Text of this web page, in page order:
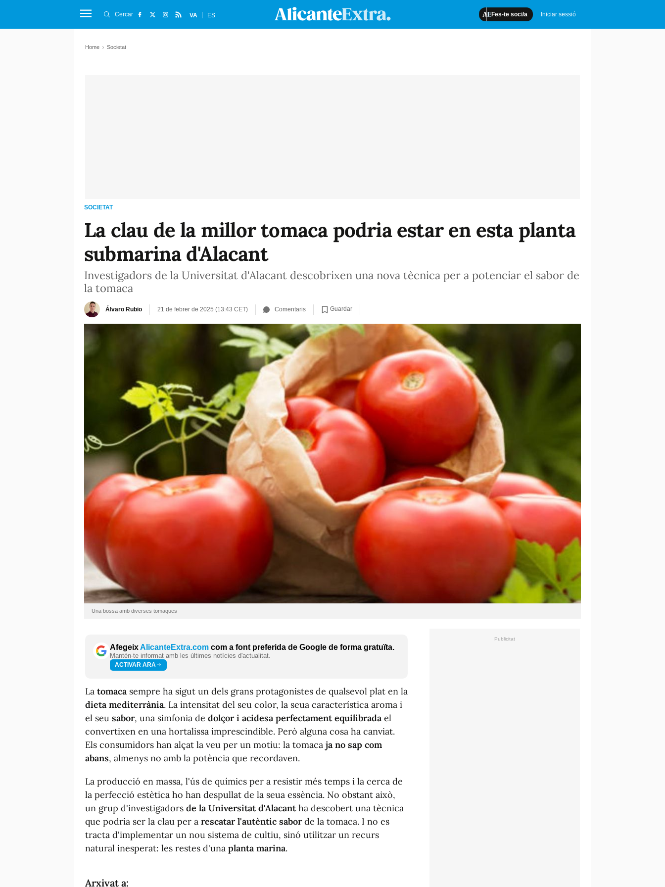
Fes-te soci/a Iniciar sessió
Cercar VA ES
Home Societat
SOCIETAT
La clau de la millor tomaca podria estar en esta planta
submarina d'Alacant
Investigadors de la Universitat d'Alacant descobrixen una nova tècnica per a potenciar el sabor de
la tomaca
Álvaro Rubio 21 de febrer de 2025 (13:43 CET) Comentaris Guardar
Una bossa amb diverses tomaques
AfegeixAlicanteExtra.com com a font preferida de Google de forma gratuïta.
Mantén-te informat amb les últimes notícies d'actualitat.
ACTIVAR ARA
La tomaca sempre ha sigut un dels grans protagonistes de qualsevol plat en la
dieta mediterrània. La intensitat del seu color, la seua característica aroma i
el seu sabor, una simfonia de dolçor i acidesa perfectament equilibrada el
convertixen en una hortalissa imprescindible. Però alguna cosa ha canviat.
Els consumidors han alçat la veu per un motiu: la tomaca ja no sap com
abans, almenys no amb la potència que recordaven.
La producció en massa, l'ús de químics per a resistir més temps i la cerca de
la perfecció estètica ho han despullat de la seua essència. No obstant això,
un grup d'investigadors de la Universitat d'Alacantha descobert una tècnica
que podria ser la clau per a rescatar l'autèntic saborde la tomaca. I no es
tracta d'implementar un nou sistema de cultiu, sinó utilitzar un recurs
natural inesperat: les restes d'una planta marina.
Arxivat a: